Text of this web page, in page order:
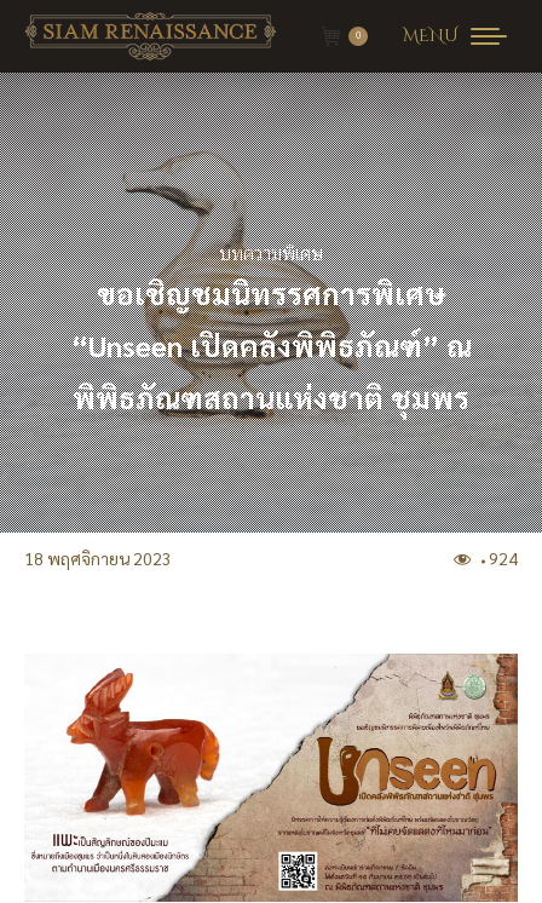
MENU
0
บทความพิเศษ
ขอเชิญชมนิทรรศการพิเศษ
“Unseenเปิดคลังพิพิธภัณฑ์”ณ
พิพิธภัณฑสถานแห่งชาติ ชุมพร
924
18 พฤศจิกายน 2023